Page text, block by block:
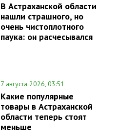
В Астраханской области
нашли страшного, но
очень чистоплотного
паука: он расчесывался
7 августа 2026, 03:51
Какие популярные
товары в Астраханской
области теперь стоят
меньше